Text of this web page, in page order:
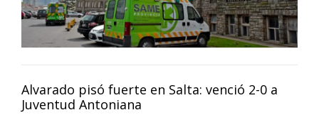
Alvarado pisó fuerte en Salta: venció 2-0 a
Juventud Antoniana